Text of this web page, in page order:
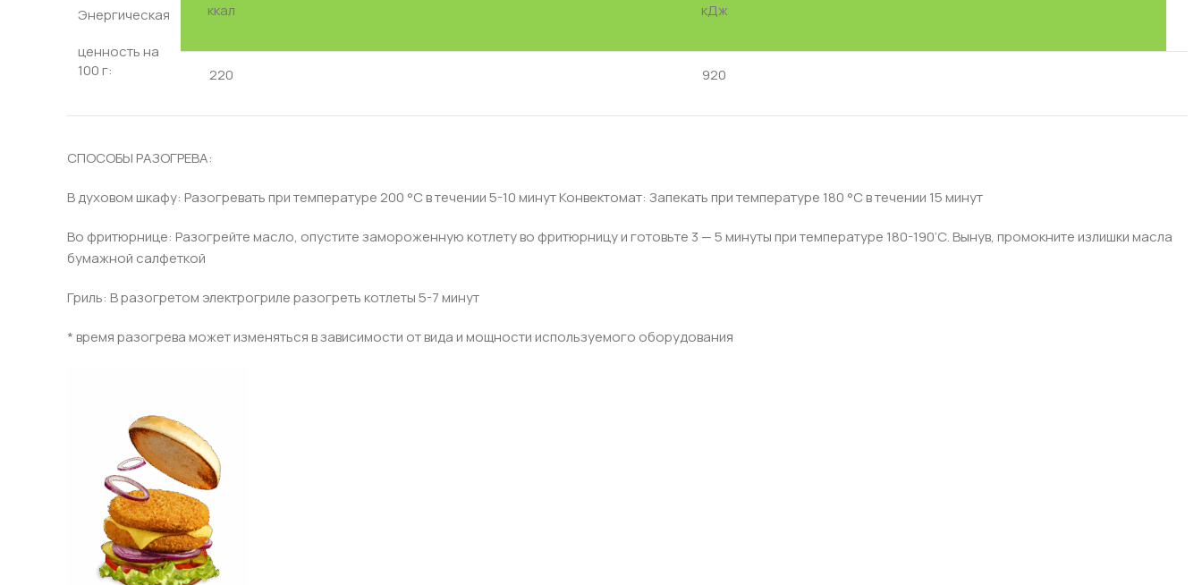
Энергическая
ценность на
100 г:
ккал кДж
220 920
СПОСОБЫ РАЗОГРЕВА:
В духовом шкафу: Разогревать при температуре 200 °С в течении 5-10 минут Конвектомат: Запекать при температуре 180 °С в течении 15 минут
Во фритюрнице: Разогрейте масло, опустите замороженную котлету во фритюрницу и готовьте 3 — 5 минуты при температуре 180-190’С. Вынув, промокните излишки масла
бумажной салфеткой
Гриль: В разогретом электрогриле разогреть котлеты 5-7 минут
* время разогрева может изменяться в зависимости от вида и мощности используемого оборудования